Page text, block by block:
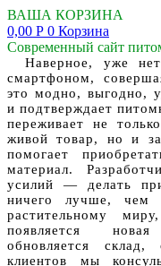
ВАША КОРЗИНА
0,00 Р 0 Корзина
Современный сайт
Наверное, уже
смартфоном,
это модно, выгодно,
и подтверждает
переживает не
живой товар, но и
помогает
материал.
усилий — делать
ничего лучше, чем
растительному
появляется
обновляется склад,
клиентов мы